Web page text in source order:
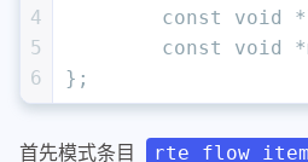
4
5
6
const
void
const
void
};
首先模式条目